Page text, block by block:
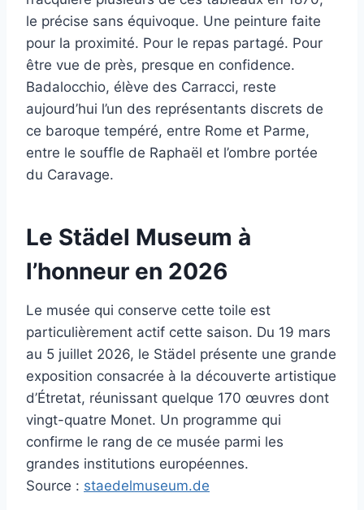
le précise sans équivoque. Une peinture faite
pour la proximité. Pour le repas partagé. Pour
être vue de près, presque en confidence.
Badalocchio, élève des Carracci, reste
aujourd’hui l’un des représentants discrets de
ce baroque tempéré, entre Rome et Parme,
entre le souffle de Raphaël et l’ombre portée
du Caravage.
Le Städel Museum à
l’honneur en 2026
Le musée qui conserve cette toile est
particulièrement actif cette saison. Du 19 mars
au 5 juillet 2026, le Städel présente une grande
exposition consacrée à la découverte artistique
d’Étretat, réunissant quelque 170 œuvres dont
vingt-quatre Monet. Un programme qui
confirme le rang de ce musée parmi les
grandes institutions européennes.
Source : staedelmuseum.de